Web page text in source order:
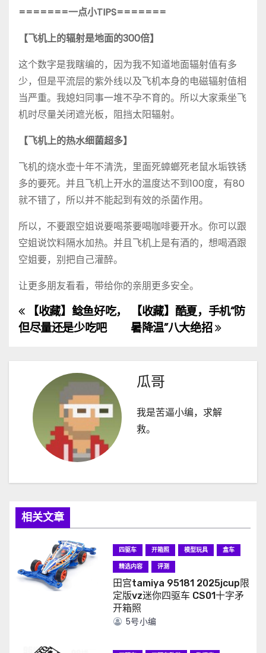
=======一点小TIPS=======
【飞机上的辐射是地面的300倍】
这个数字是我瞎编的，因为我不知道地面辐射值有多
少，但是平流层的紫外线以及飞机本身的电磁辐射值相
当严重。我媳妇同事一堆不孕不育的。所以大家乘坐飞
机时尽量关闭遮光板，阻挡太阳辐射。
【飞机上的热水细菌超多】
飞机的烧水壶十年不清洗，里面死蟑螂死老鼠水垢铁锈
多的要死。并且飞机上开水的温度达不到100度，有80
就不错了，所以并不能起到有效的杀菌作用。
所以，不要跟空姐说要喝茶要喝咖啡要开水。你可以跟
空姐说饮料隔水加热。并且飞机上是有酒的，想喝酒跟
空姐要，别把自己灌醉。
让更多朋友看看，带给你的亲朋更多安全。
文
章
【收藏】酷夏，手机“防
暑降温”八大绝招
【收藏】鲶鱼好吃，
但尽量还是少吃吧
瓜哥
我是苦逼小编，求解
救。
相关文章
四驱车 开箱照 模型玩具
盒车
精选内容
评测
田宫tamiya 95181 2025jcup限
定版vz迷你四驱车 CS01十字矛
开箱照
5号小编